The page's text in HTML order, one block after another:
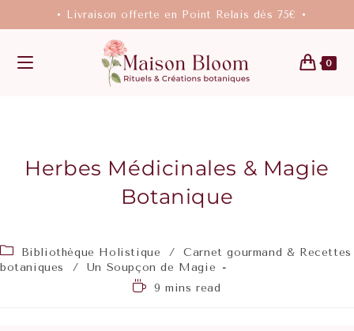
• Livraison offerte en Point Relais dès 75€ •
0
Herbes Médicinales & Magie
Botanique
Bibliothèque Holistique /
Carnet gourmand & Recettes
botaniques
/
Un Soupçon de Magie
9 mins read